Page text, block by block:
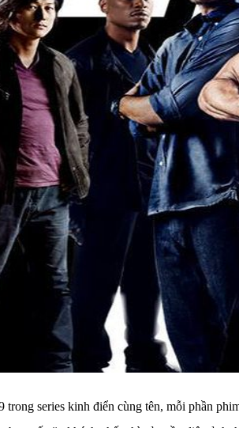
trong series kinh điển cùng tên, mỗi phần